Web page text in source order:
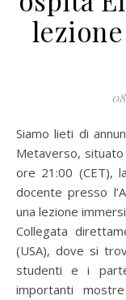
Siamo lieti di annunciare un evento speciale al Museo del
Metaverso,
ore 21:00 (CET),
docente presso
una lezione
Collegata
(USA), dove si
studenti e i
importanti